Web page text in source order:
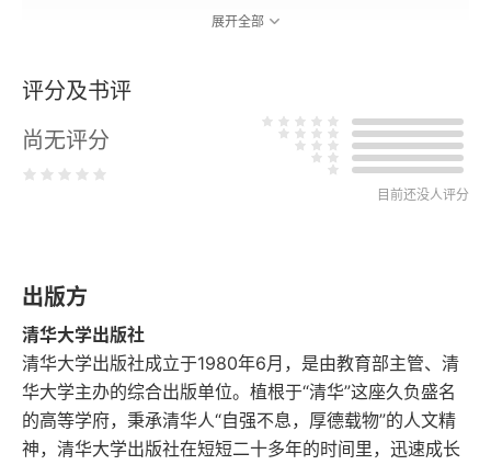
2.2 Python基本数据类型
2.3 Python文件的基本操作
3.1 Python数值计算库NumPy
3.2 Python数据处理库Pandas
3.3 Python数据可视化库Matplotlib
展开全部
评分及书评
尚无评分
目前还没人评分
出版方
清华大学出版社
清华大学出版社成立于1980年6月，是由教育部主管、清
华大学主办的综合出版单位。植根于“清华”这座久负盛名
的高等学府，秉承清华人“自强不息，厚德载物”的人文精
神，清华大学出版社在短短二十多年的时间里，迅速成长